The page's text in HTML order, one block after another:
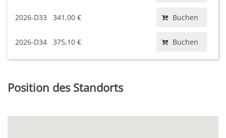
2026-D33 341,00 € Buchen
2026-D34 375,10 € Buchen
Position des Standorts